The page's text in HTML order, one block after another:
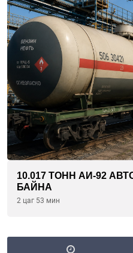
10.017 ТОНН АИ-92
БАЙНА
2 цаг 53 мин